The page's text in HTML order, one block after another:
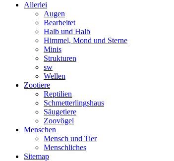
Allerlei
Augen
Bearbeitet
Halb und Halb
Himmel, Mond und Sterne
Minis
Strukturen
sw
Wellen
Zootiere
Reptilien
Schmetterlingshaus
Säugetiere
Zoovögel
Menschen
Mensch und Tier
Menschliches
Sitemap